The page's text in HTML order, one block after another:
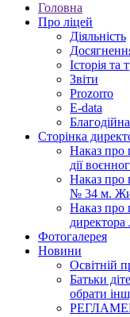
Головна
Про ліцей
Діяльність
Історія та
Звіти
Prozorro
E-data
Сторінка
Наказ про
дії
Наказ про
№ 34 м.
Наказ про
Фотогалерея
Новини
Освітній
Батьки
обрати